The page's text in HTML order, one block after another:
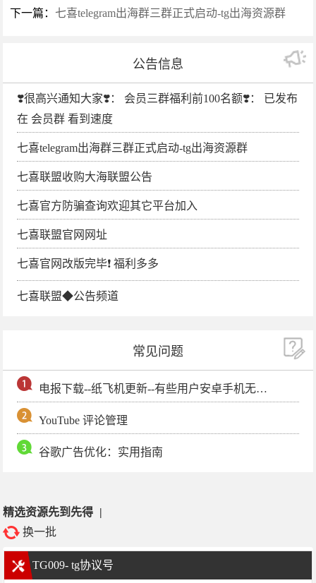
下一篇： 七喜telegram出海群三群正式启动-tg出海资源群
公告信息
❣️很高兴通知大家❣️： 会员三群福利前100名额❣️： 已发布
在 会员群 看到速度
七喜telegram出海群三群正式启动-tg出海资源群
七喜联盟收购大海联盟公告
七喜官方防骗查询欢迎其它平台加入
七喜联盟官网网址
七喜官网改版完毕❗️ 福利多多
七喜联盟◆公告频道
常见问题
电报下载--纸飞机更新--有些用户安卓手机无法更新电报软件
YouTube 评论管理
谷歌广告优化：实用指南
精选资源先到先得 |
换一批
TG009- tg协议号